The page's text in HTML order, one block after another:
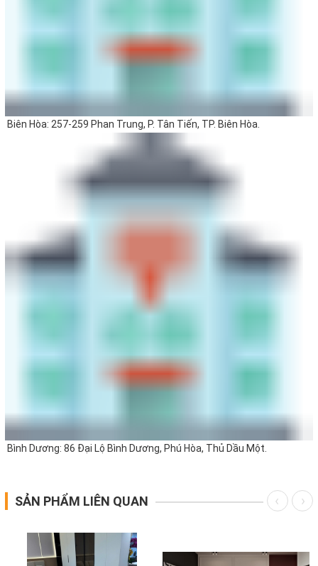
Biên Hòa: 257-259 Phan Trung, P. Tân Tiến, TP. Biên Hòa.
Bình Dương: 86 Đại Lộ Bình Dương, Phú Hòa, Thủ Dầu Một.
SẢN PHẨM LIÊN QUAN